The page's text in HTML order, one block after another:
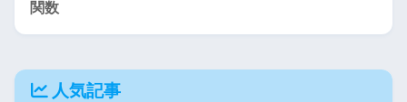
関数
人気記事